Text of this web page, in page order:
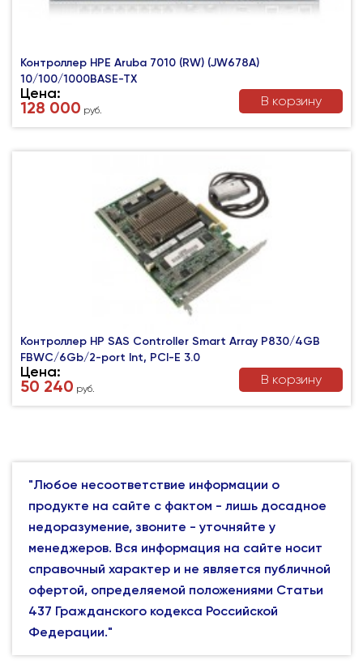
Контроллер HPE Aruba 7010 (RW) (JW678A)
10/100/1000BASE-TX
Цена:
128 000 руб.
В корзину
Контроллер HP SAS Controller Smart Array P830/4GB
FBWC/6Gb/2-port Int, PCI-E 3.0
Цена:
50 240 руб.
В корзину
"Любое несоответствие информации о
продукте на сайте с фактом - лишь досадное
недоразумение, звоните - уточняйте у
менеджеров. Вся информация на сайте носит
справочный характер и не является публичной
офертой, определяемой положениями Статьи
437 Гражданского кодекса Российской
Федерации."